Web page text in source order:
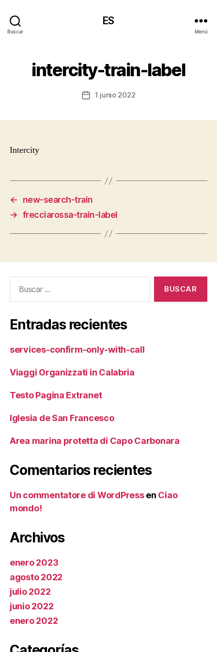
Buscar
ES
Menú
intercity-train-label
Fecha1 junio 2022
Intercity
←
new-search-train
→ frecciarossa-train-label
Entradas recientes
services-confirm-only-with-call
Viaggi Organizzati in Calabria
Testo Pagina Extranet
Iglesia de San Francesco
Area marina protetta di Capo Carbonara
Comentarios recientes
Un commentatore di WordPressen Ciao
mondo!
Archivos
enero 2023
agosto 2022
julio 2022
junio 2022
enero 2022